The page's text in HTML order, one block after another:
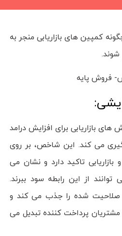
کمپین های بازاریابی منجر به
فروش پایه
بازاریابی برای افزایش درامد
می کند. این شاخص، بر روی
تاکید دارد و نشان می
از این رابطه سود ببرند.
صلاحیت شده را جذب می کند و
پرداخت کننده تبدیل می